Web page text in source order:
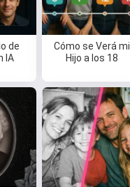
de
IA
Cómo se Verá mi
Hijo a los 18